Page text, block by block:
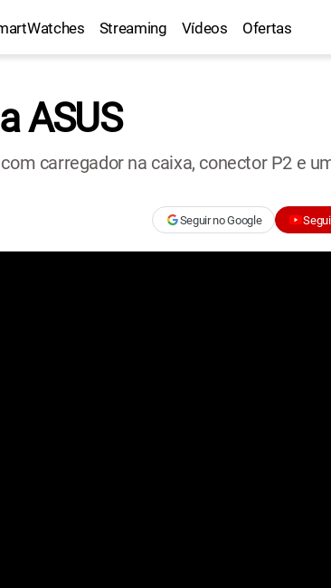
Streaming Vídeos Ofertas
ASUS
carregador na caixa, conector P2 e
Seguir no Google